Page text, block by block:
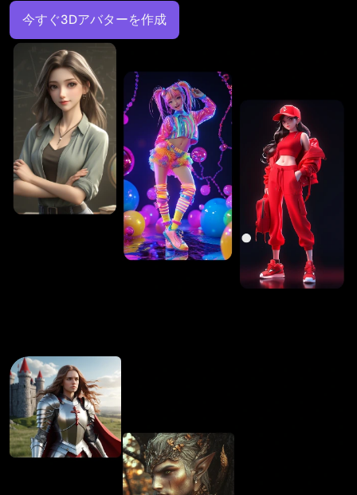
今すぐ3Dアバターを作成​